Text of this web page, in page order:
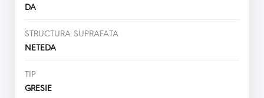
DA
STRUCTURA SUPRAFATA
NETEDA
TIP
GRESIE